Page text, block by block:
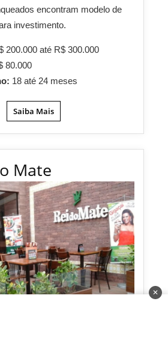
encontram modelo de
investimento.
200.000 até R$ 300.000
80.000
18 até 24 meses
Saiba Mais
Mate
✕